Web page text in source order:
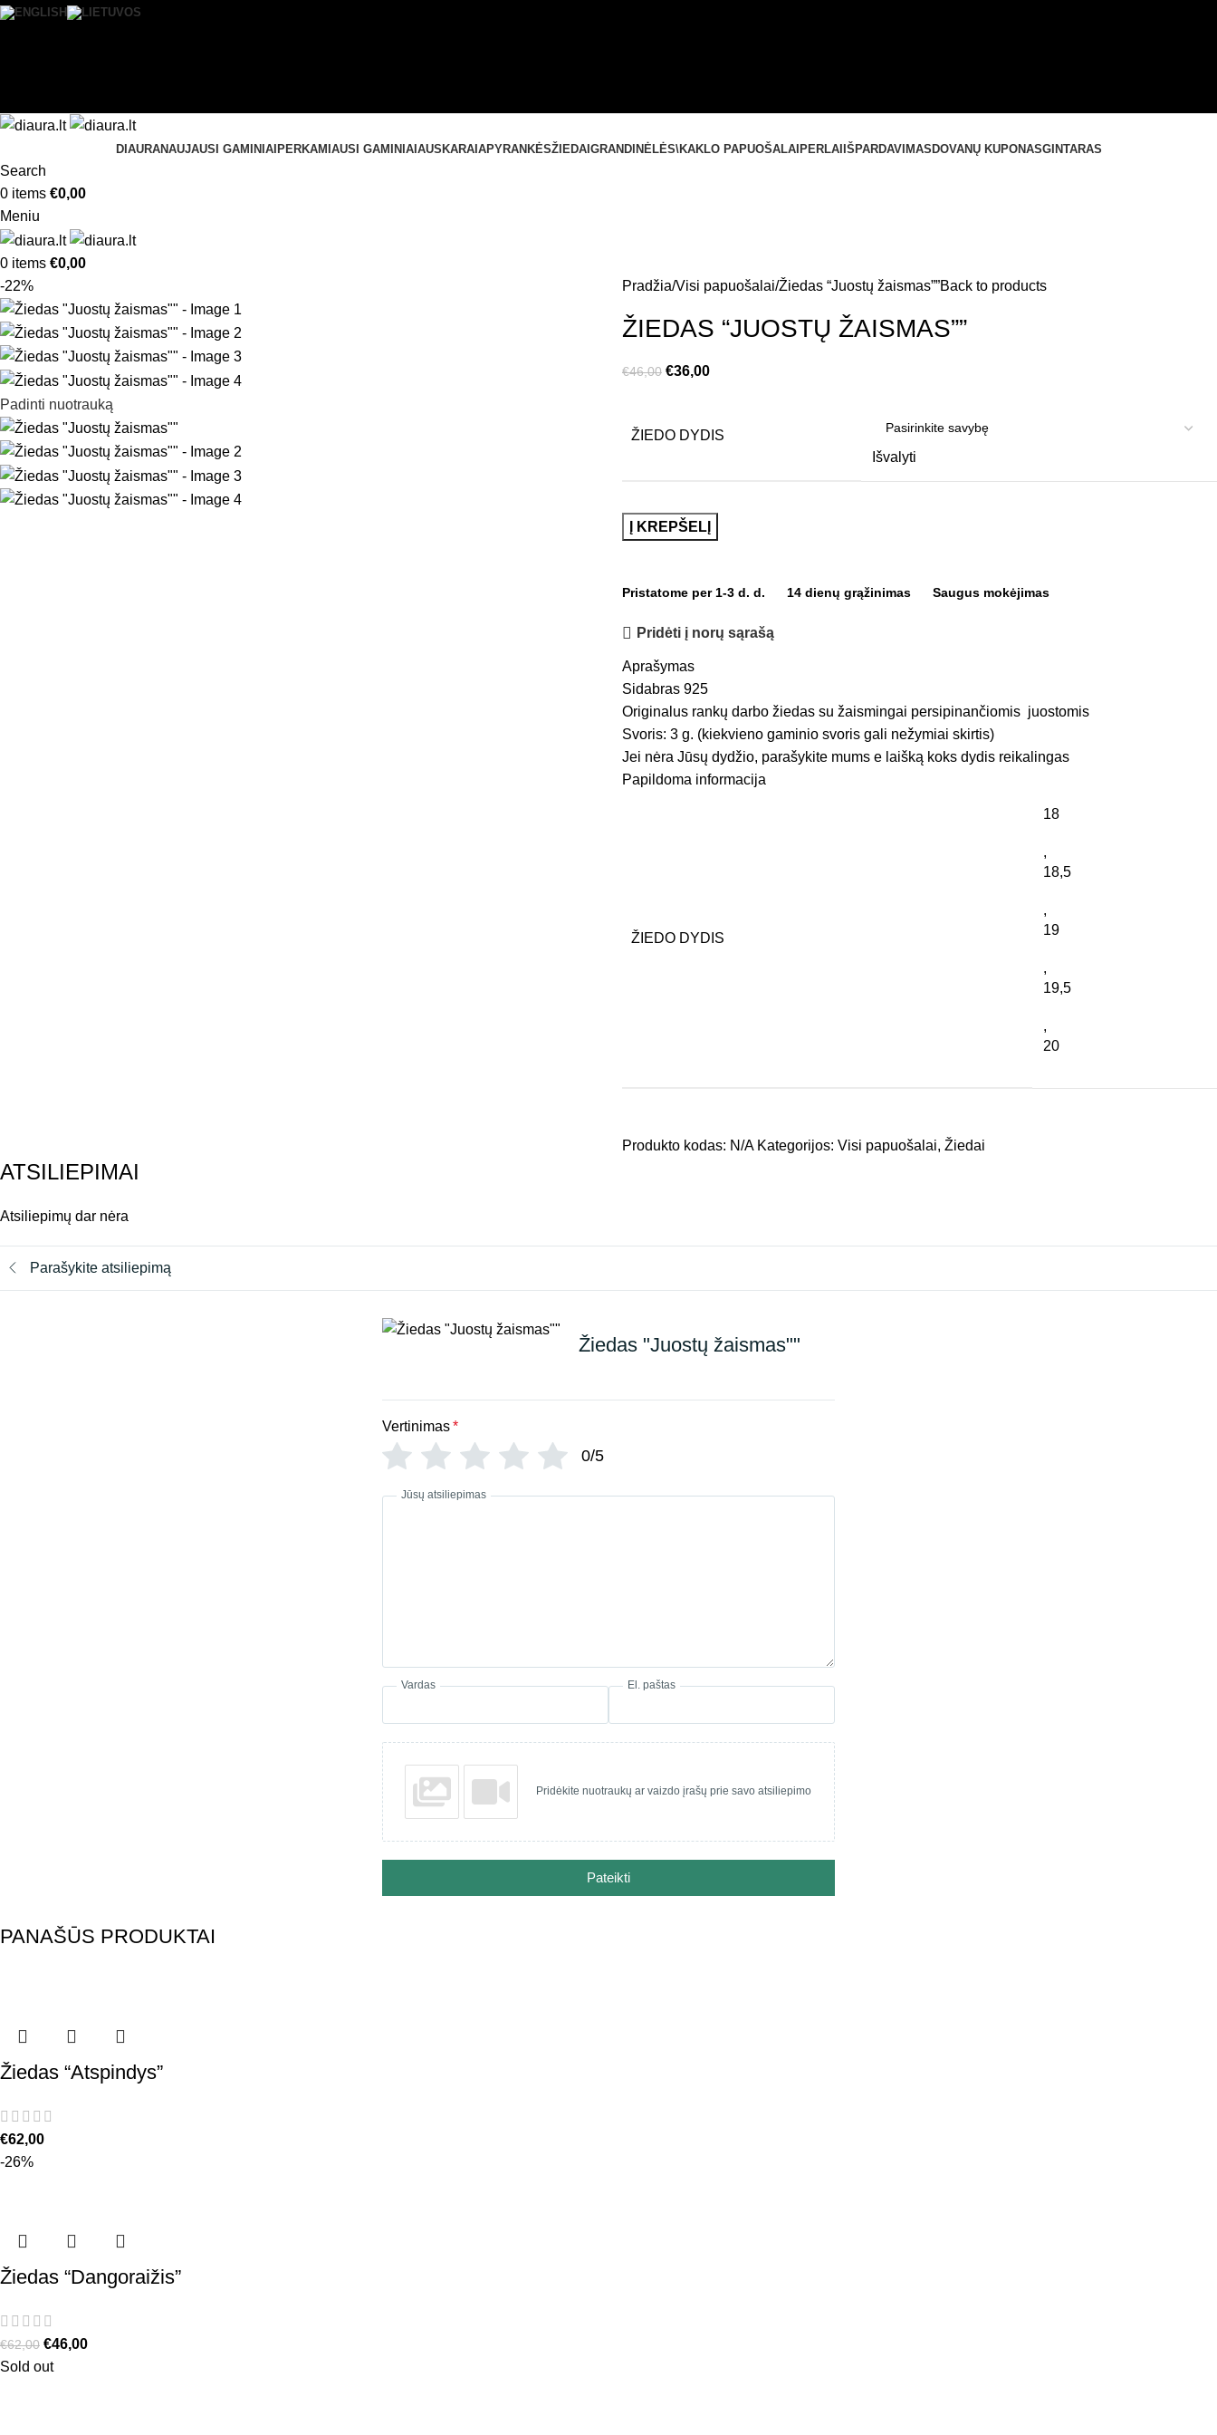
DIAURANAUJAUSI GAMINIAI PERKAMIAUSI GAMINIAI AUSKARAI APYRANKĖSŽIEDAI GRANDINĖLĖS\KAKLO PAPUOŠALAI PERLAI IŠPARDAVIMAS DOVANŲ KUPONASGINTARAS
Search
0 items €0,00
Meniu
0 items €0,00
-22%
Padinti nuotrauką
Pradžia Visi papuošalai Žiedas “Juostų žaismas””Back to products
ŽIEDAS “JUOSTŲ ŽAISMAS””
€46,00 €36,00
ŽIEDO DYDIS
Išvalyti
Į KREPŠELĮ
Pristatome per 1-3 d. d. 14 dienų grąžinimas Saugus mokėjimas
Pridėti į norų sąrašą
Aprašymas
Sidabras 925
Originalus rankų darbo žiedas su žaismingai persipinančiomis juostomis
Svoris: 3 g. (kiekvieno gaminio svoris gali nežymiai skirtis)
Jei nėra Jūsų dydžio, parašykite mums e laišką koks dydis reikalingas
Papildoma informacija
ŽIEDO DYDIS
18
,
18,5
,
19
,
19,5
,
20
Produkto kodas: N/A Kategorijos: Visi papuošalai, Žiedai
ATSILIEPIMAI
Atsiliepimų dar nėra
Parašykite atsiliepimą
Žiedas "Juostų žaismas""
Vertinimas*
0/5
Jūsų atsiliepimas
Vardas El. paštas
Pridėkite nuotraukų ar vaizdo įrašų prie savo atsiliepimo
Pateikti
PANAŠŪS PRODUKTAI
Žiedas “Atspindys”
€62,00
-26%
Žiedas “Dangoraižis”
€62,00 €46,00
Sold out